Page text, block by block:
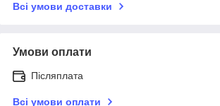
Всі умови доставки
Умови оплати
Післяплата
Всі умови оплати